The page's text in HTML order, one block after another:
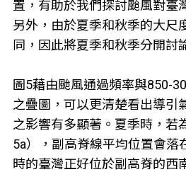
置，有助於我們探討颱風對臺
另外，由於夏季和秋季的大尺
同，因此將夏季和秋季分開討
圖5藉由颱風通過頻率與850-
之疊圖，可以更清楚看出導引
之影響有多顯著。夏季時，若
5a），副高脊線平均位置會落
時的臺灣正好位於副高脊的西